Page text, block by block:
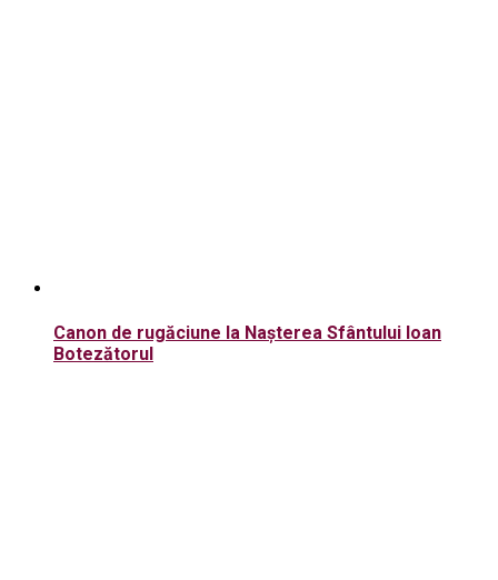
Canon de rugăciune la Nașterea Sfântului Ioan
Botezătorul